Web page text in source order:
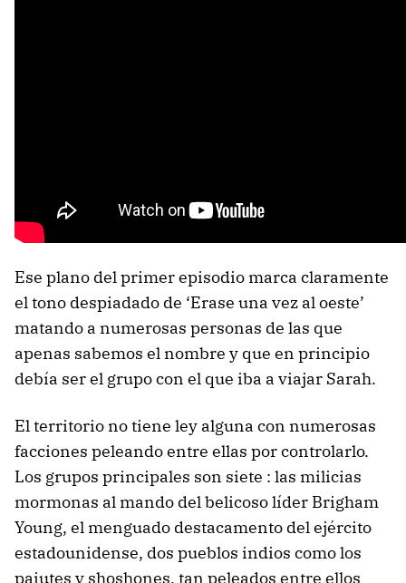
Ese plano del primer episodio marca claramente
el tono despiadado de ‘Erase una vez al oeste’
matando a numerosas personas de las que
apenas sabemos el nombre y que en principio
debía ser el grupo con el que iba a viajar Sarah.
El territorio no tiene ley alguna con numerosas
facciones peleando entre ellas por controlarlo.
Los grupos principales son siete : las milicias
mormonas al mando del belicoso líder Brigham
Young, el menguado destacamento del ejército
estadounidense, dos pueblos indios como los
paiutes y shoshones, tan peleados entre ellos